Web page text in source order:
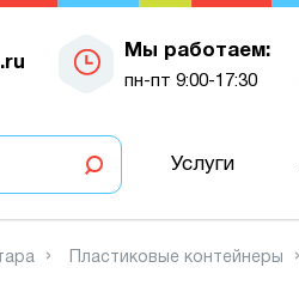
Мы работаем:
пн-пт 9:00-17:30
Услуги
Пластиковые контейнеры